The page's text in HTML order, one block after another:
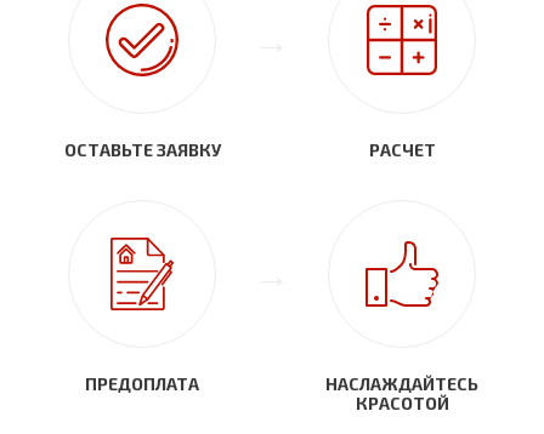
ОСТАВЬТЕ ЗАЯВКУ РАСЧЕТ
ПРЕДОПЛАТА
НАСЛАЖДАЙТЕСЬ
КРАСОТОЙ